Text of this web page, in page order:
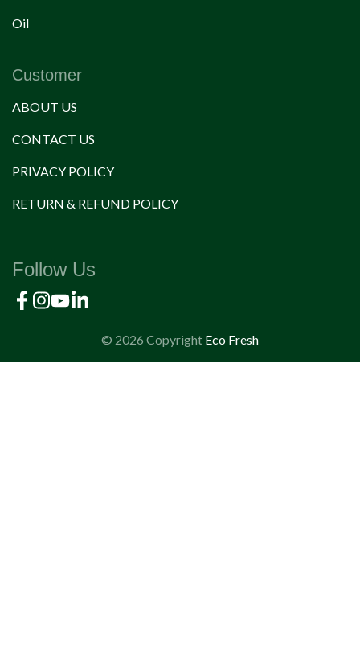
Oil
Customer
ABOUT US
CONTACT US
PRIVACY POLICY
RETURN & REFUND POLICY
Follow Us
© 2026 Copyright Eco Fresh